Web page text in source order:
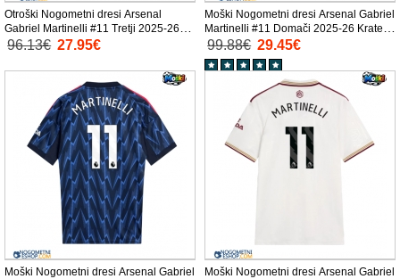
Otroški Nogometni dresi Arsenal
Gabriel Martinelli #11 Tretji 2025-26
Kratek Rokav (+ Kratke hlače)
96.13€ 27.95€
Moški Nogometni dresi Arsenal Gabriel
Martinelli #11 Domači 2025-26 Kratek
Rokav
99.88€ 29.45€
Moški Nogometni dresi Arsenal Gabriel
Moški Nogometni dresi Arsenal Gabriel